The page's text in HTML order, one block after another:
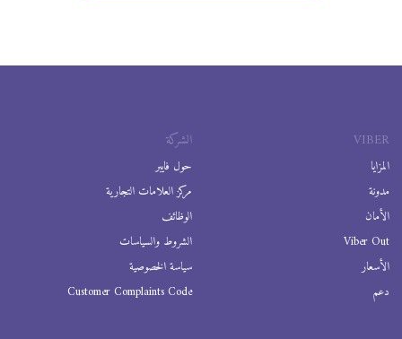
VIBER
المزايا
مدونة
الأمان
Viber Out
الأسعار
دعم
الشركة
حول فايبر
مركز العلامات التجارية
الوظائف
الشروط والسياسات
سياسة الخصوصية
Customer Complaints Code